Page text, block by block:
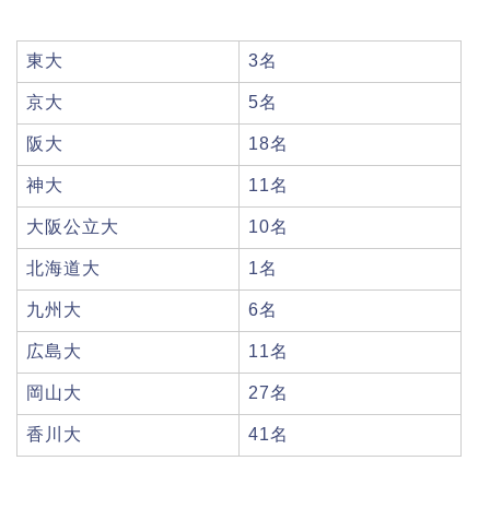
東大 3名
京大 5名
阪大 18名
神大 11名
大阪公立大 10名
北海道大 1名
九州大 6名
広島大 11名
岡山大 27名
香川大 41名